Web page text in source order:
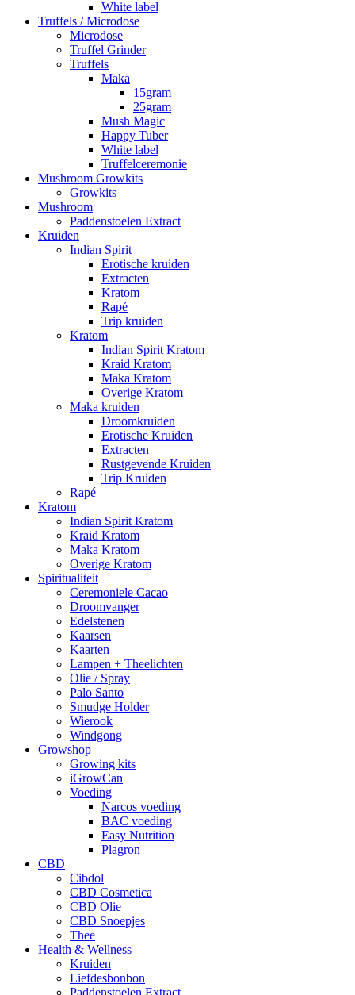
White label
Truffels / Microdose
Microdose
Truffel Grinder
Truffels
Maka
15gram
25gram
Mush Magic
Happy Tuber
White label
Truffelceremonie
Mushroom Growkits
Growkits
Mushroom
Paddenstoelen Extract
Kruiden
Indian Spirit
Erotische kruiden
Extracten
Kratom
Rapé
Trip kruiden
Kratom
Indian Spirit Kratom
Kraid Kratom
Maka Kratom
Overige Kratom
Maka kruiden
Droomkruiden
Erotische Kruiden
Extracten
Rustgevende Kruiden
Trip Kruiden
Rapé
Kratom
Indian Spirit Kratom
Kraid Kratom
Maka Kratom
Overige Kratom
Spiritualiteit
Ceremoniele Cacao
Droomvanger
Edelstenen
Kaarsen
Kaarten
Lampen + Theelichten
Olie / Spray
Palo Santo
Smudge Holder
Wierook
Windgong
Growshop
Growing kits
iGrowCan
Voeding
Narcos voeding
BAC voeding
Easy Nutrition
Plagron
CBD
Cibdol
CBD Cosmetica
CBD Olie
CBD Snoepjes
Thee
Health & Wellness
Kruiden
Liefdesbonbon